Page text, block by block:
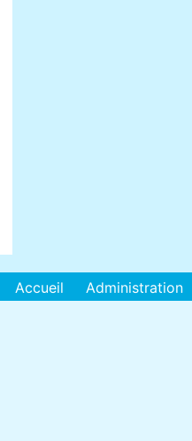
Accueil Administration